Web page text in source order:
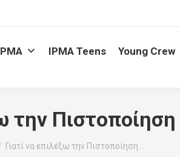
IPMA Teens Young Crew
την
Γιατί να επιλέξω την Πιστοποίηση…